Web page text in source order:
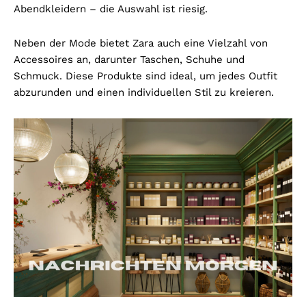
Abendkleidern – die Auswahl ist riesig.
Neben der Mode bietet Zara auch eine Vielzahl von
Accessoires an, darunter Taschen, Schuhe und
Schmuck. Diese Produkte sind ideal, um jedes Outfit
abzurunden und einen individuellen Stil zu kreieren.